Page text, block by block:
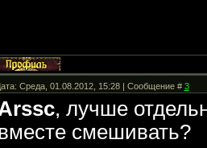
Среда, 01.08.2012, 15:28 | Сообщение #3
, лучше
смешивать?